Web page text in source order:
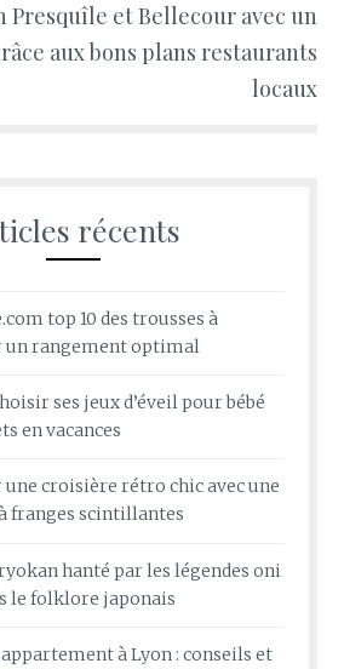
Presquîle et Bellecour avec un
aux bons plans restaurants
locaux
récents
top 10 des trousses à
un rangement optimal
ses jeux d’éveil pour bébé
en vacances
croisière rétro chic avec une
franges scintillantes
hanté par les légendes oni
le folklore japonais
à Lyon : conseils et